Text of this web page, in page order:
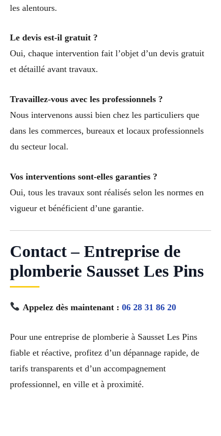
les alentours.
Le devis est-il gratuit ?
Oui, chaque intervention fait l’objet d’un devis gratuit
et détaillé avant travaux.
Travaillez-vous avec les professionnels ?
Nous intervenons aussi bien chez les particuliers que
dans les commerces, bureaux et locaux professionnels
du secteur local.
Vos interventions sont-elles garanties ?
Oui, tous les travaux sont réalisés selon les normes en
vigueur et bénéficient d’une garantie.
Contact – Entreprise de
plomberie Sausset Les Pins
Appelez dès maintenant : 06 28 31 86 20
Pour une entreprise de plomberie à Sausset Les Pins
fiable et réactive, profitez d’un dépannage rapide, de
tarifs transparents et d’un accompagnement
professionnel, en ville et à proximité.